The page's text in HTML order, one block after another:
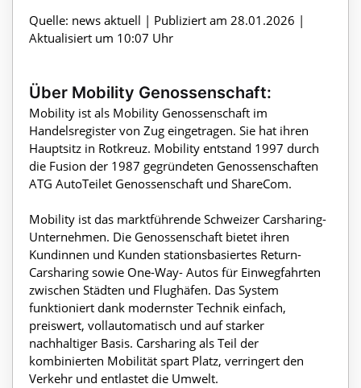
Quelle: news aktuell | Publiziert am 28.01.2026 |
Aktualisiert um 10:07 Uhr
Über Mobility Genossenschaft:
Mobility ist als Mobility Genossenschaft im
Handelsregister von Zug eingetragen. Sie hat ihren
Hauptsitz in Rotkreuz. Mobility entstand 1997 durch
die Fusion der 1987 gegründeten Genossenschaften
ATG AutoTeilet Genossenschaft und ShareCom.
Mobility ist das marktführende Schweizer Carsharing-
Unternehmen. Die Genossenschaft bietet ihren
Kundinnen und Kunden stationsbasiertes Return-
Carsharing sowie One-Way- Autos für Einwegfahrten
zwischen Städten und Flughäfen. Das System
funktioniert dank modernster Technik einfach,
preiswert, vollautomatisch und auf starker
nachhaltiger Basis. Carsharing als Teil der
kombinierten Mobilität spart Platz, verringert den
Verkehr und entlastet die Umwelt.